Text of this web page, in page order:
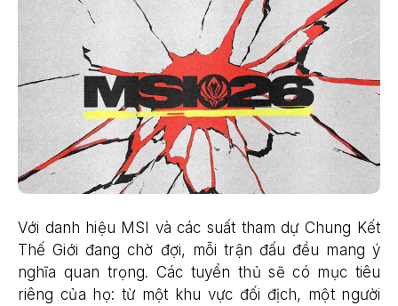
Với danh hiệu MSI và các suất tham dự Chung Kết
Thế Giới đang chờ đợi, mỗi trận đấu đều mang ý
nghĩa quan trọng. Các tuyển thủ sẽ có mục tiêu
riêng của họ: từ một khu vực đối địch, một người